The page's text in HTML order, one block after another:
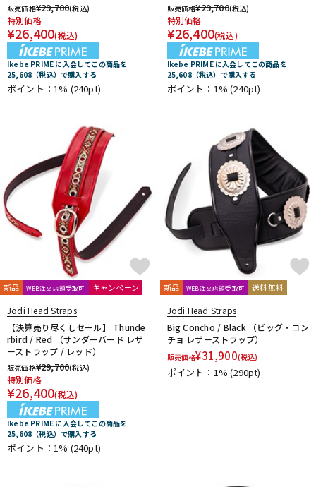
DJ機器 DTM
DTM オンライン納品 レコーディング機器
中古 ヴィンテージ
販売価格¥29,700(税込)
特別価格
¥26,400(税込)
Ikebe PRIME に入会してこの商品を
25,608（税込）で購入する
ポイント：1% (240pt)
販売価格¥29,700(税込)
特別価格
¥26,400(税込)
Ikebe PRIME に入会してこの商品を
25,608（税込）で購入する
ポイント：1%(240pt)
新品 WEB注文店頭受取可 キャンペーン
Jodi Head Straps
【決算売り尽くしセール】 Thunde
rbird / Red （サンダーバード レザ
ーストラップ / レッド）
販売価格¥29,700(税込)
特別価格
¥26,400(税込)
Ikebe PRIME に入会してこの商品を
25,608（税込）で購入する
ポイント：1% (240pt)
新品 WEB注文店頭受取可 送料無料
Jodi Head Straps
Big Concho / Black （ビッグ・コン
チョ レザーストラップ）
販売価格¥31,900(税込)
ポイント：1%(290pt)